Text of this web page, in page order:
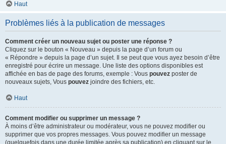
Haut
Problèmes liés à la publication de messages
Comment créer un nouveau sujet ou poster une réponse ?
Cliquez sur le bouton « Nouveau » depuis la page d’un forum ou
« Répondre » depuis la page d’un sujet. Il se peut que vous ayez besoin d’être
enregistré pour écrire un message. Une liste des options disponibles est
affichée en bas de page des forums, exemple : Vous pouvez poster de
nouveaux sujets, Vous pouvez joindre des fichiers, etc.
Haut
Comment modifier ou supprimer un message ?
À moins d’être administrateur ou modérateur, vous ne pouvez modifier ou
supprimer que vos propres messages. Vous pouvez modifier un message
(quelquefois dans une durée limitée après sa publication) en cliquant sur le